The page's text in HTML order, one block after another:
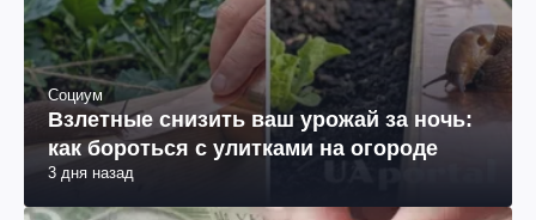
Социум
Взлетные снизить ваш урожай за ночь:
как бороться с улитками на огороде
3 дня назад